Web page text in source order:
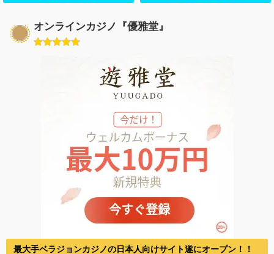
オンラインカジノ『優雅堂』
最大手ベラジョンカジノの日本人向けサイト遂にオープン！！